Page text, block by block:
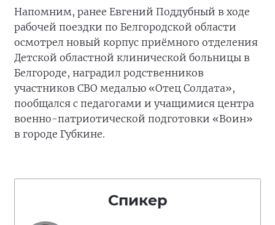
Напомним, ранее Евгений Поддубный в ходе
рабочей поездки по Белгородской области
осмотрел новый корпус приёмного отделения
Детской областной клинической больницы в
Белгороде, наградил родственников
участников СВО медалью «Отец Солдата»,
пообщался с педагогами и учащимися центра
военно-патриотической подготовки «Воин»
в городе Губкине.
Спикер